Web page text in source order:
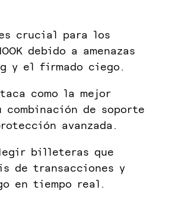
crucial para los
debido a amenazas
y el firmado ciego.
como la mejor
de soporte
avanzada.
billeteras que
de transacciones y
en tiempo real.